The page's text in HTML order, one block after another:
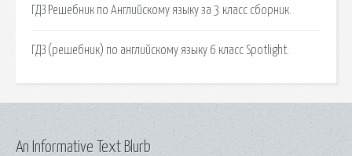
ГДЗ Решебник по Английскому языку за 3 класс сборник.
ГДЗ (решебник) по английскому языку 6 класс Spotlight.
An Informative Text Blurb